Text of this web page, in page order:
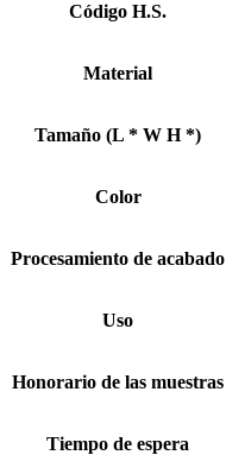
Código H.S.
Material
Tamaño (L * W H *)
Color
Procesamiento de acabado
Uso
Honorario de las muestras
Tiempo de espera